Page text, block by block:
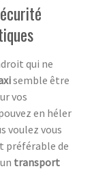
qui ne
semble être
vos
en héler
voulez vous
préférable de
transport